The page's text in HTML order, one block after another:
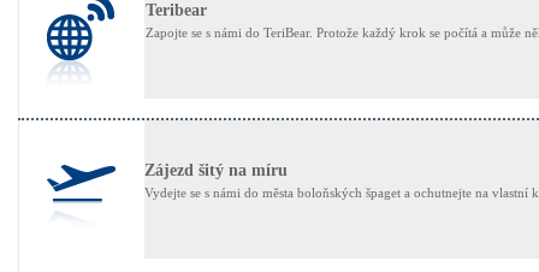
Teribear
Zapojte se s námi do TeriBear. Protože každý krok se počítá a může
Zájezd šitý na míru
Vydejte se s námi do města boloňských špaget a ochutnejte na vlastní